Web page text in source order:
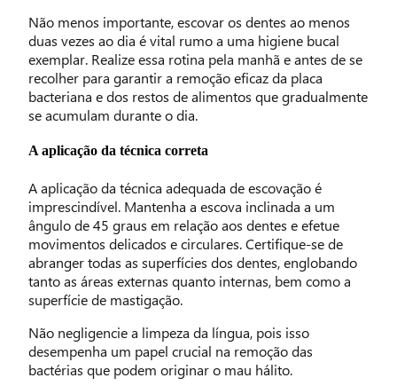
Não menos importante, escovar os dentes ao menos
duas vezes ao dia é vital rumo a uma higiene bucal
exemplar. Realize essa rotina pela manhã e antes de se
recolher para garantir a remoção eficaz da placa
bacteriana e dos restos de alimentos que gradualmente
se acumulam durante o dia.
A aplicação da técnica correta
A aplicação da técnica adequada de escovação é
imprescindível. Mantenha a escova inclinada a um
ângulo de 45 graus em relação aos dentes e efetue
movimentos delicados e circulares. Certifique-se de
abranger todas as superfícies dos dentes, englobando
tanto as áreas externas quanto internas, bem como a
superfície de mastigação.
Não negligencie a limpeza da língua, pois isso
desempenha um papel crucial na remoção das
bactérias que podem originar o mau hálito.